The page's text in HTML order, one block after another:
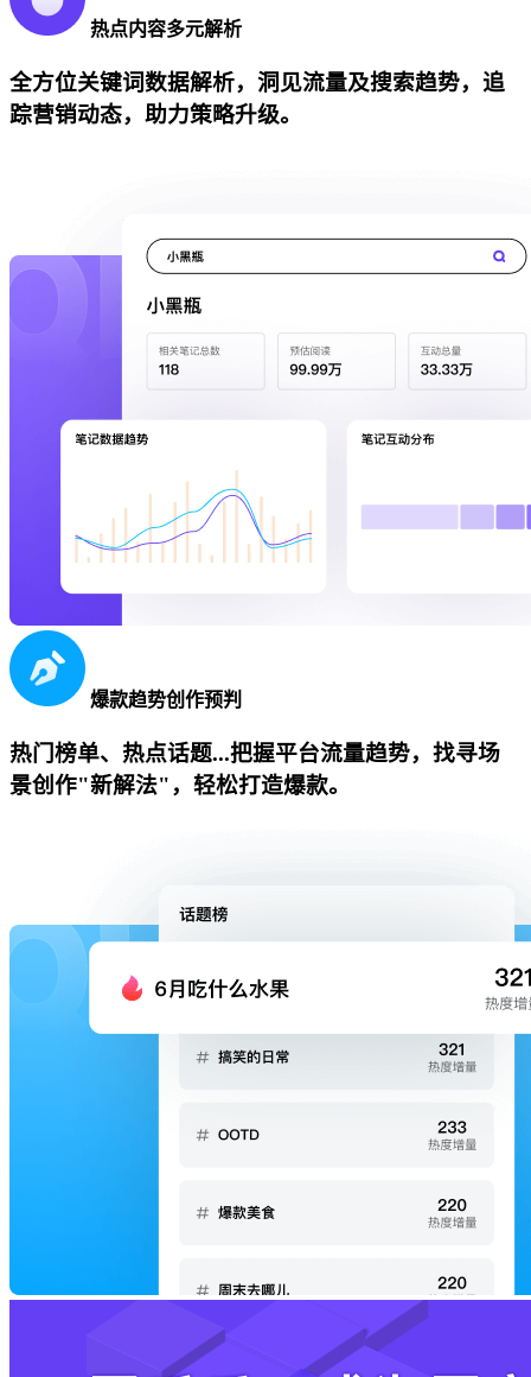
热点内容多元解析
全方位关键词数据解析，洞见流量及搜索趋势，追
踪营销动态，助力策略升级。
爆款趋势创作预判
热门榜单、热点话题...把握平台流量趋势，找寻场
景创作"新解法"，轻松打造爆款。